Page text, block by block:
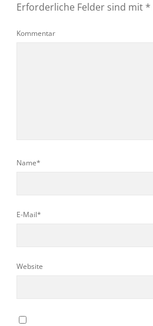
Erforderliche Felder sind mit *
Kommentar
Name*
E-Mail*
Website